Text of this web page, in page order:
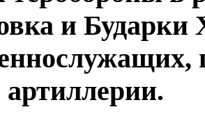
и Бударки
артиллерии.